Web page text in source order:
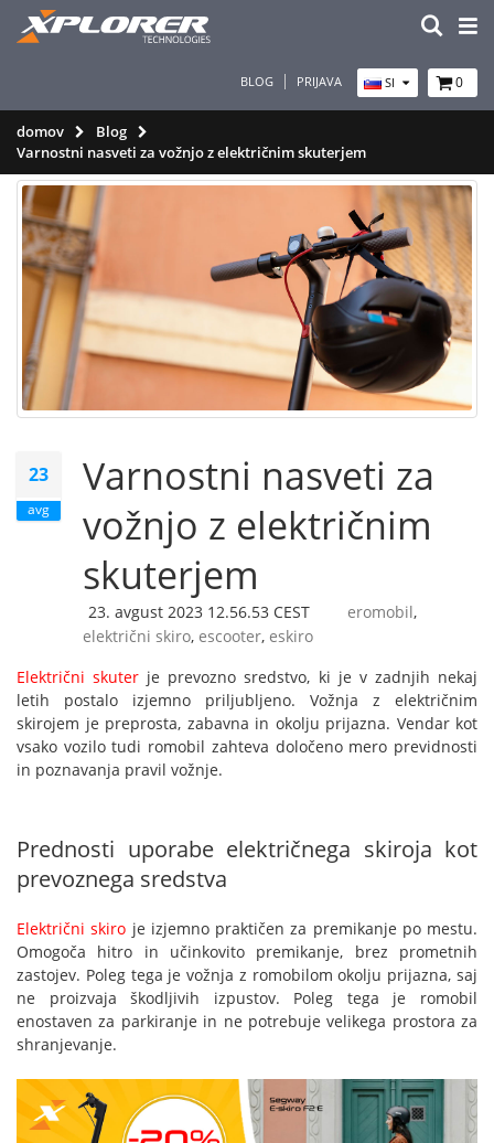
BLOG PRIJAVA SI 0
domov
Blog
Varnostni nasveti za vožnjo z električnim skuterjem
23
avg
Varnostni nasveti za
vožnjo z električnim
skuterjem
23. avgust 2023 12.56.53 CEST eromobil,
električni skiro, escooter, eskiro
Električni skuter je prevozno sredstvo, ki je v zadnjih nekaj
letih postalo izjemno priljubljeno. Vožnja z električnim
skirojem je preprosta, zabavna in okolju prijazna. Vendar kot
vsako vozilo tudi romobil zahteva določeno mero previdnosti
in poznavanja pravil vožnje.
Prednosti uporabe električnega skiroja kot
prevoznega sredstva
Električni skiro je izjemno praktičen za premikanje po mestu.
Omogoča hitro in učinkovito premikanje, brez prometnih
zastojev. Poleg tega je vožnja z romobilom okolju prijazna, saj
ne proizvaja škodljivih izpustov. Poleg tega je romobil
enostaven za parkiranje in ne potrebuje velikega prostora za
shranjevanje.